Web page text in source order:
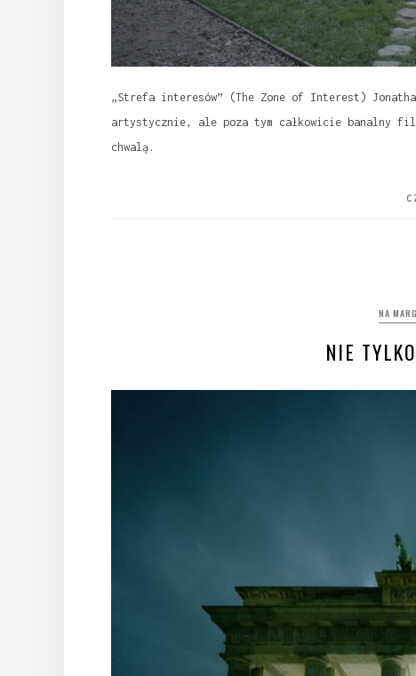
„Strefa interesów” (The Zone of Interest)
artystycznie, ale poza tym całkowicie banalny
chwalą.
NA
NIE